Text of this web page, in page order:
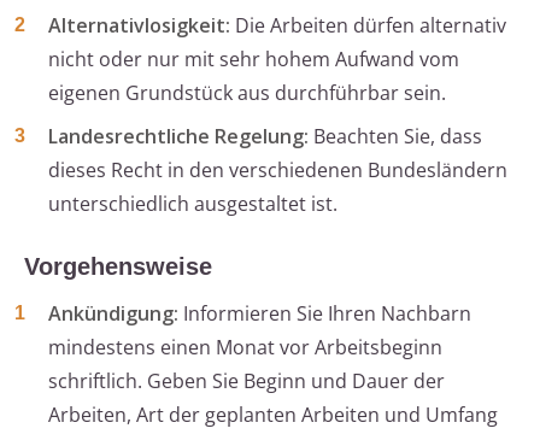
Alternativlosigkeit: Die Arbeiten dürfen alternativ
nicht oder nur mit sehr hohem Aufwand vom
eigenen Grundstück aus durchführbar sein.
Landesrechtliche Regelung: Beachten Sie, dass
dieses Recht in den verschiedenen Bundesländern
unterschiedlich ausgestaltet ist.
Vorgehensweise
Ankündigung: Informieren Sie Ihren Nachbarn
mindestens einen Monat vor Arbeitsbeginn
schriftlich. Geben Sie Beginn und Dauer der
Arbeiten, Art der geplanten Arbeiten und Umfang